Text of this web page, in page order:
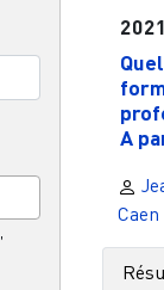
2021
A
Caen